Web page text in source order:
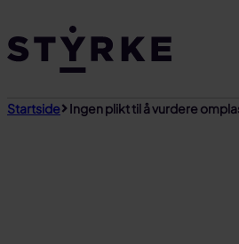
til
innhold
Startside Ingen plikt til å vurdere